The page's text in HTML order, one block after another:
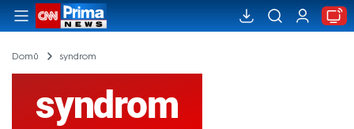
Domů syndrom
syndrom